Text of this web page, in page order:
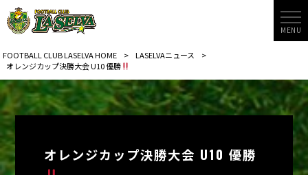
MENU
FOOTBALL CLUB LASELVA HOME > LASELVAニュース
>
オレンジカップ決勝大会 U10 優勝
オレンジカップ決勝大会 U10 優勝